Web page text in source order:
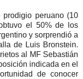
peruano (10
el 50% de los
y sorprendió a
de Luis Bronstein.
al MF Sebastián
indicada en el
de conocer